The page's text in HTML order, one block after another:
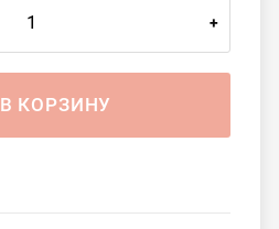
+
В КОРЗИНУ